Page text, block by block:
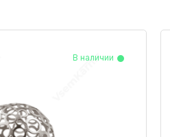
В наличии
В наличии
В наличии
В наличии